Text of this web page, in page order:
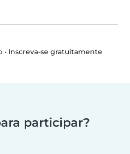
• Inscreva-se gratuitamente
participar?